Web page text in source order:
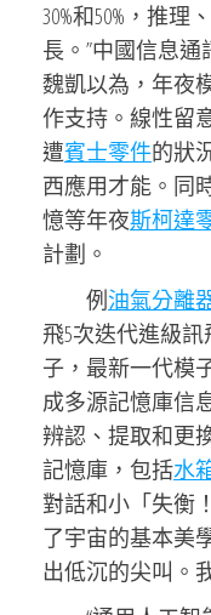
30%和50%，推
長。”中國信息
魏凱以為，年夜
作支持。線性留
遭賓士零件的狀
西應用才能。同
憶等年夜斯柯達
計劃。
例油氣分離
飛5次迭代進級訊
子，最新一代模
成多源記憶庫信
辨認、提取和更
記憶庫，包括水
對話和小「失衡
了宇宙的基本美
出低沉的尖叫。